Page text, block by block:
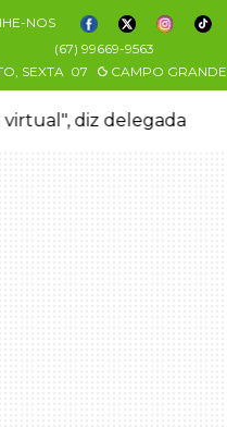
NOS
(67) 99669-9563
SEXTA 07 CAMPO GRANDE
diz delegada